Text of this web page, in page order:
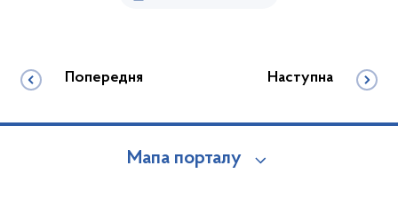
Попередня Наступна
Мапа порталу